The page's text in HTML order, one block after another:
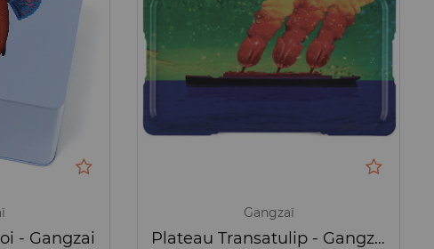
- Gangzai
Gangzaï
Plateau Transatulip - Gangzai